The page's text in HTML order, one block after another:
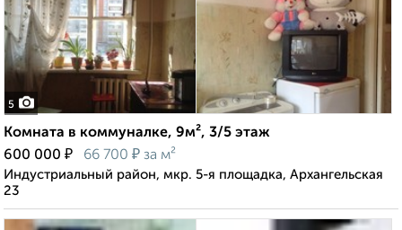
5
Комната в коммуналке, 9м², 3/5 этаж
600 000 ₽ 66 700 ₽ за м²
Индустриальный район, мкр. 5-я площадка, Архангельская
23